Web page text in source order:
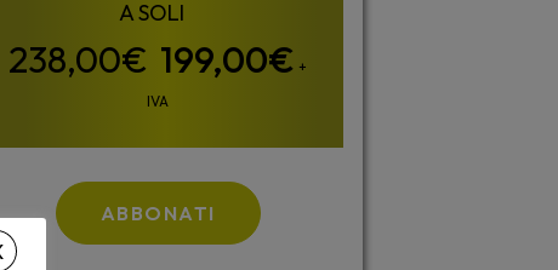
199,00€ +
IVA
ABBONATI